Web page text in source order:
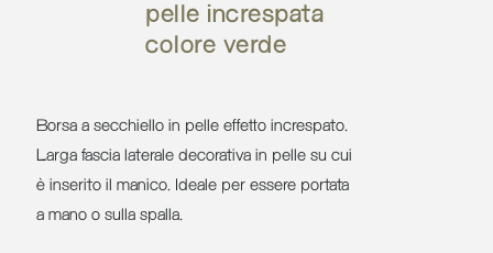
pelle increspata
colore verde
Borsa a secchiello in pelle effetto increspato.
Larga fascia laterale decorativa in pelle su cui
è inserito il manico. Ideale per essere portata
a mano o sulla spalla.